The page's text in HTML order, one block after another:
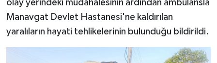
olay yerindeki müdahalesinin ardından ambulansla
Manavgat Devlet Hastanesi'ne kaldırılan
yaralıların hayati tehlikelerinin bulunduğu bildirildi.